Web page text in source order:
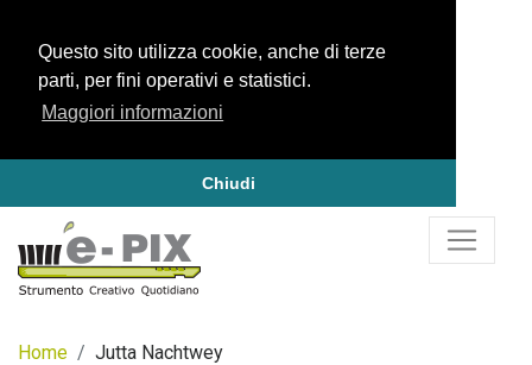
Questo sito utilizza cookie, anche di terze
parti, per fini operativi e statistici.
Maggiori informazioni
Chiudi
Home Jutta Nachtwey